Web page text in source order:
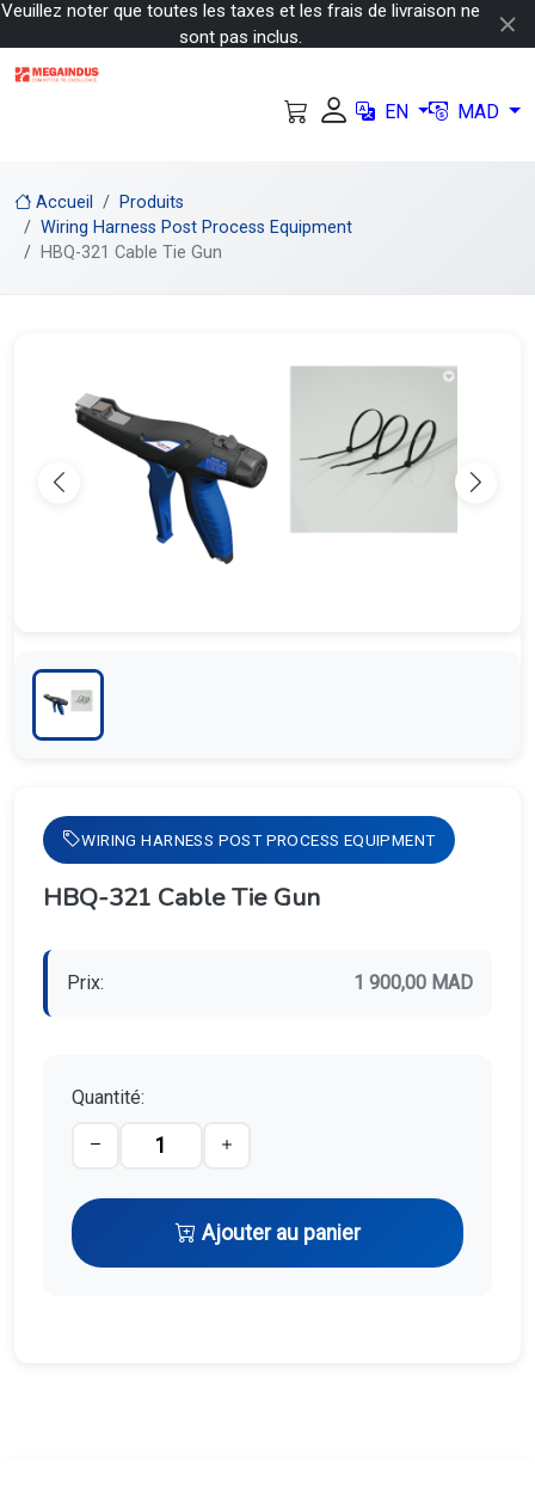
Veuillez noter que toutes les taxes et les frais de livraison ne
sont pas inclus.
EN MAD
Accueil
Produits
Wiring Harness Post Process Equipment
HBQ-321 Cable Tie Gun
WIRING HARNESS POST PROCESS EQUIPMENT
HBQ-321 Cable Tie Gun
Prix: 1 900,00 MAD
Quantité:
Ajouter au panier